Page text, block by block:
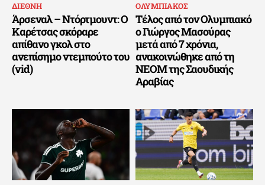
ΔΙΕΘΝΗ
Άρσεναλ – Ντόρτμουντ: Ο
Καρέτσας σκόραρε
απίθανο γκολ στο
ανεπίσημο ντεμπούτο του
(vid)
ΟΛΥΜΠΙΑΚΟΣ
Τέλος από τον Ολυμπιακό
ο Γιώργος Μασούρας
μετά από 7 χρόνια,
ανακοινώθηκε από τη
ΝΕΟΜ της Σαουδικής
Αραβίας